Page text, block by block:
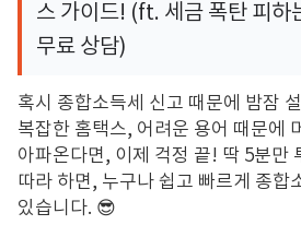
스 가이드! (ft. 세금 폭탄 피하
무료 상담)
혹시 종합소득세 신고 때문에 밤잠
복잡한 홈택스, 어려운 용어 때문에
아파온다면, 이제 걱정 끝! 딱 5분만
따라 하면, 누구나 쉽고 빠르게 종합
있습니다. 😎